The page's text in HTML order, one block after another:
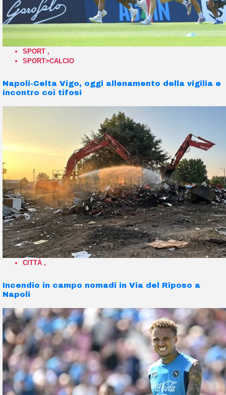
SPORT ,
SPORT>CALCIO
Napoli-Celta Vigo, oggi allenamento della vigilia e
incontro coi tifosi
CITTÀ ,
Incendio in campo nomadi in Via del Riposo a
Napoli